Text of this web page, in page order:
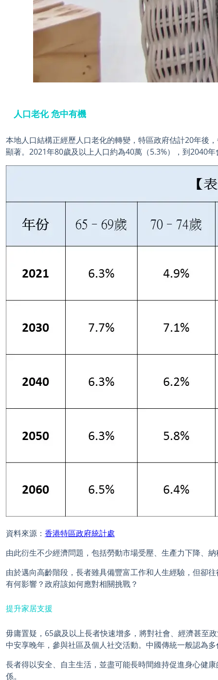
人口老化 危中有機
本地人口結構正經歷人口老化的轉變，特區政府估計20年後
顯著。2021年80歲及以上人口約為40萬（5.3%），到2040
資料來源： 香港特區政府統計處
由此衍生不少經濟問題，包括勞動市場受壓、生產力下降、
由於邁向高齡階段，長者雖具備豐富工作和人生經驗，但卻
有何影響？政府該如何應對相關挑戰？
提升家居支援
毋庸置疑，65歲及以上長者快速增多，將對社會、經濟甚至
中安享晚年，參與社區及個人社交活動。中國傳統一般認為
長者得以安全、自主生活，並盡可能長時間維持促進身心健
係。